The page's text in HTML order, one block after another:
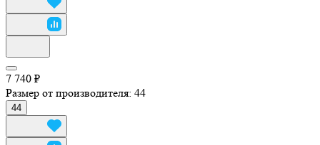
7 740 ₽
Размер от производителя: 44
44